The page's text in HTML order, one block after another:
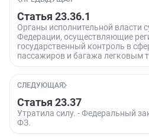
Статья 23.36.1
Органы исполнительной власти
Федерации, осуществляющие
государственный контроль в
пассажиров и багажа легковым
СЛЕДУЮЩАЯ
Статья 23.37
Утратила силу. - Федеральный
ФЗ.